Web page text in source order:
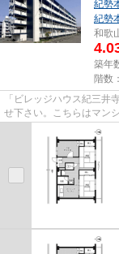
紀勢
紀勢
和歌
築年
階数
「ビレッジハウス紀三井
せ下さい。こちらはマン
でのアクセスが可能です。